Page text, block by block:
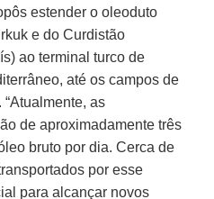
estender o oleoduto
e do Curdistão
ao terminal turco de
até os campos de
as
de aproximadamente três
bruto por dia. Cerca de
por esse
para alcançar novos